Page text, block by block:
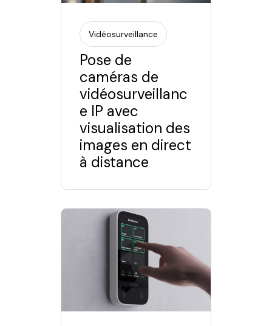
Vidéosurveillance
Pose de
caméras de
vidéosurveillanc
e IP avec
visualisation des
images en direct
à distance